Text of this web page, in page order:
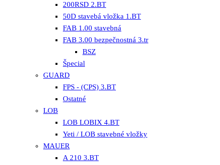
200RSD 2.BT
50D stavebá vložka 1.BT
FAB 1.00 stavebná
FAB 3.00 bezpečnostná 3.tr
BSZ
Špecial
GUARD
FPS - (CPS) 3.BT
Ostatné
LOB
LOB LOBIX 4.BT
Yeti / LOB stavebné vložky
MAUER
A 210 3.BT